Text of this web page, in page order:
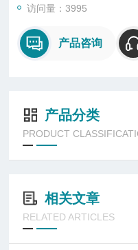
访问量：3995
产品咨询
产品分类
PRODUCT
相关文章
RELATED ARTICLES